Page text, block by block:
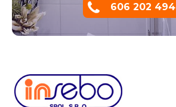
606 202 494